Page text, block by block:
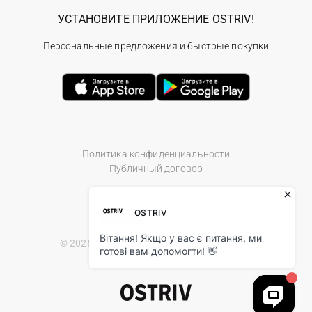
Политика конфиденциальности
Публичный договор
© 2026 Ostriv.ua Store. All Rights Reserved.
УСТАНОВИТЕ ПРИЛОЖЕНИЕ OSTRIV!
Персональные предложения и быстрые покупки